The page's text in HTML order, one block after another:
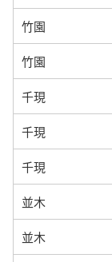
竹園
竹園
千現
千現
千現
並木
並木